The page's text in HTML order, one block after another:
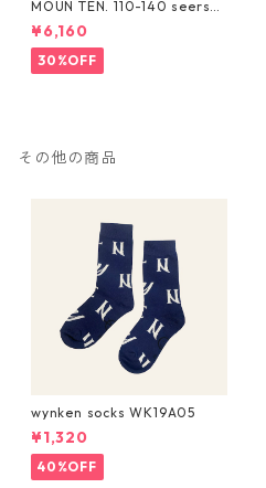
MOUN TEN. 110-140 seersuc
ker half pants [MP55C-173
6a]
¥6,160
30%OFF
その他の商品
wynken socks WK19A05
¥1,320
40%OFF